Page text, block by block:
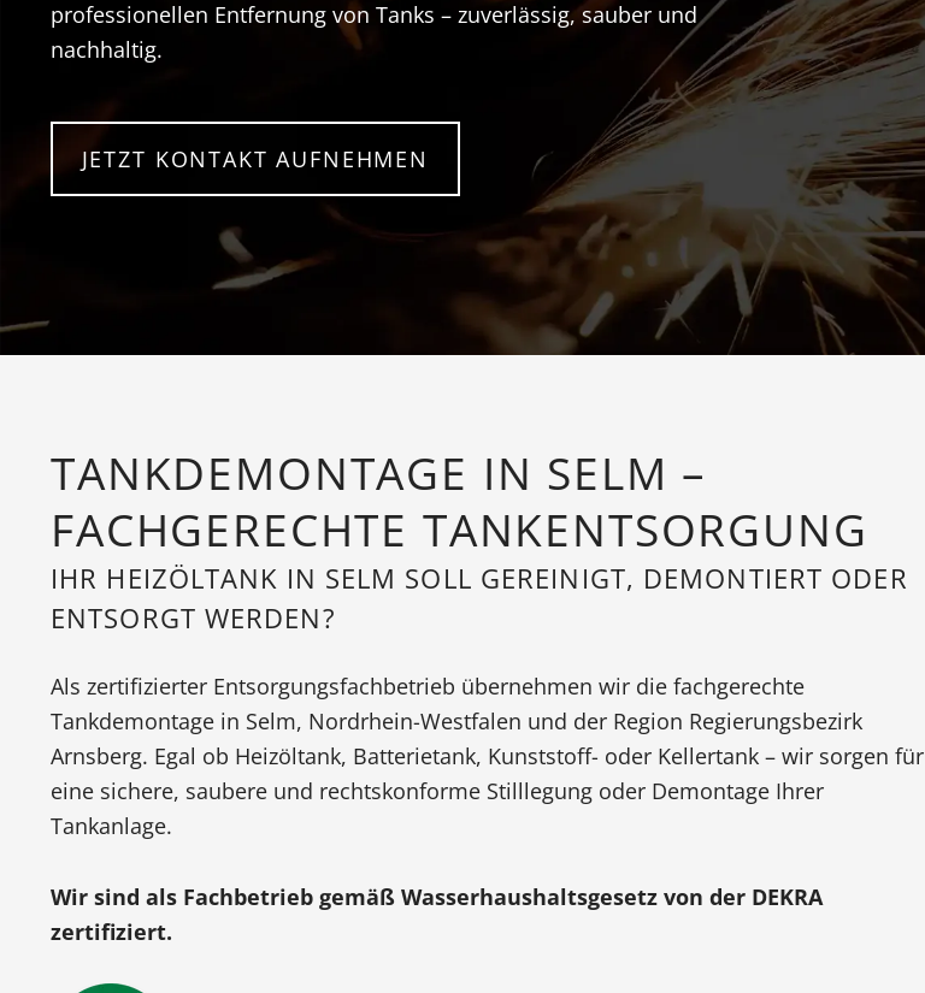
professionellen Entfernung von Tanks – zuverlässig, sauber und
nachhaltig.
JETZT KONTAKT AUFNEHMEN
TANKDEMONTAGE IN SELM –
FACHGERECHTE TANKENTSORGUNG
IHR HEIZÖLTANK IN SELM SOLL GEREINIGT, DEMONTIERT ODER
ENTSORGT WERDEN?
Als zertifizierter Entsorgungsfachbetrieb übernehmen wir die fachgerechte
Tankdemontage in Selm, Nordrhein-Westfalen und der Region Regierungsbezirk
Arnsberg. Egal ob Heizöltank, Batterietank, Kunststoff- oder Kellertank – wir sorgen für
eine sichere, saubere und rechtskonforme Stilllegung oder Demontage Ihrer
Tankanlage.
Wir sind als Fachbetrieb gemäß Wasserhaushaltsgesetz von der DEKRA
zertifiziert.